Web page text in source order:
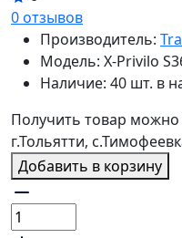
0 отзывов
Производитель:
Модель: X-Privilo
Наличие: 40 шт. в
Получить товар можно
г.Тольятти,
Добавить в корзину